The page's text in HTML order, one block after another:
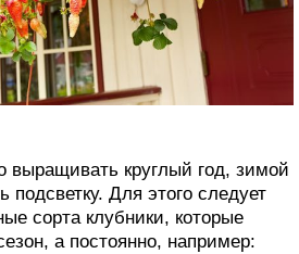
выращивать круглый год, зимой
подсветку. Для этого следует
сорта клубники, которые
а постоянно, например: